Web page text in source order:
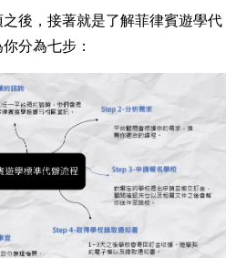
後，接著就是了解菲律賓遊學代
分為七步：